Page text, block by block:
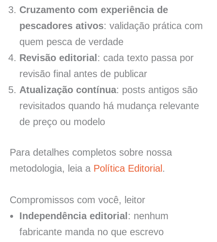
Cruzamento com experiência de
pescadores ativos: validação prática com
quem pesca de verdade
Revisão editorial : cada texto passa por
revisão final antes de publicar
Atualização contínua: posts antigos são
revisitados quando há mudança relevante
de preço ou modelo
Para detalhes completos sobre nossa
metodologia, leia a Política Editorial .
Compromissos com você, leitor
Independência editorial : nenhum
fabricante manda no que escrevo